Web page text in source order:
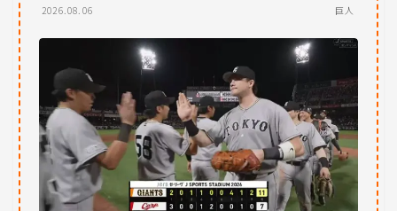
2026.08.06 巨人